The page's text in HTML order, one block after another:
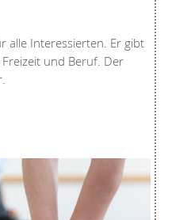
alle Interessierten. Er gibt
und Beruf. Der